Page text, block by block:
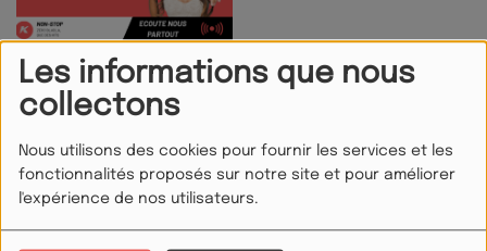
Les informations que nous
collectons
Nous utilisons des cookies pour fournir les services et les
fonctionnalités proposés sur notre site et pour améliorer
l'expérience de nos utilisateurs.
16H 19H LA PLAYLIST DE L'ETE
PLUS
VOS CLIPS 2000